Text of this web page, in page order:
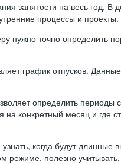
занятости на весь
процессы и проекты.
нужно точно определить
график отпусков.
определить
на конкретный месяц и
когда будут
режиме, полезно